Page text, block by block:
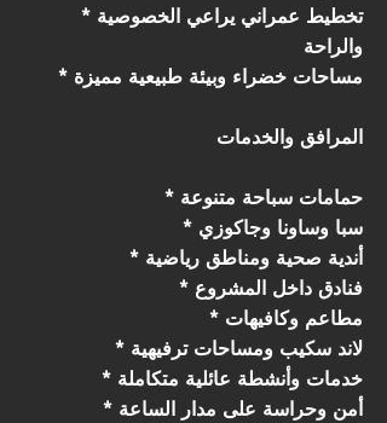
* تخطيط عمراني يراعي الخصوصية
والراحة
* مساحات خضراء وبيئة طبيعية مميزة
المرافق والخدمات
* حمامات سباحة متنوعة
* سبا وساونا وجاكوزي
* أندية صحية ومناطق رياضية
* فنادق داخل المشروع
* مطاعم وكافيهات
* لاند سكيب ومساحات ترفيهية
* خدمات وأنشطة عائلية متكاملة
* أمن وحراسة على مدار الساعة